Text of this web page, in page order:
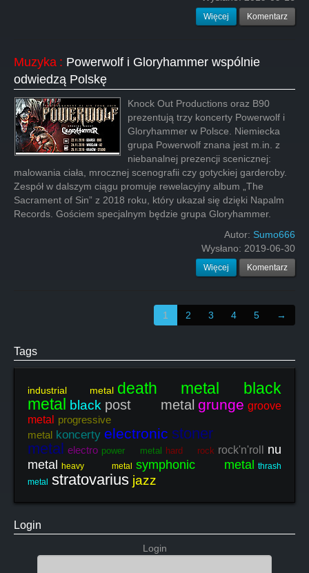
Więcej Komentarz
Muzyka : Powerwolf i Gloryhammer wspólnie
odwiedzą Polskę
Knock Out Productions oraz B90
prezentują trzy koncerty Powerwolf i
Gloryhammer w Polsce. Niemiecka
grupa Powerwolf znana jest m.in. z
niebanalnej prezencji scenicznej:
malowania ciała, mrocznej scenografii czy gotyckiej garderoby.
Zespół w dalszym ciągu promuje rewelacyjny album „The
Sacrament of Sin” z 2018 roku, który ukazał się dzięki Napalm
Records. Gościem specjalnym będzie grupa Gloryhammer.
Autor: Sumo666
Wysłano: 2019-06-30
Więcej Komentarz
1 2 3 4 5 →
Tags
industrial metal death metal black
metal black post metal grunge groove
metal
progressive
metal koncerty electronic stoner
metal electro power metal hard rock rock'n'roll
nu
metal
heavy metal symphonic metal
thrash
metal stratovarius jazz
Login
Login